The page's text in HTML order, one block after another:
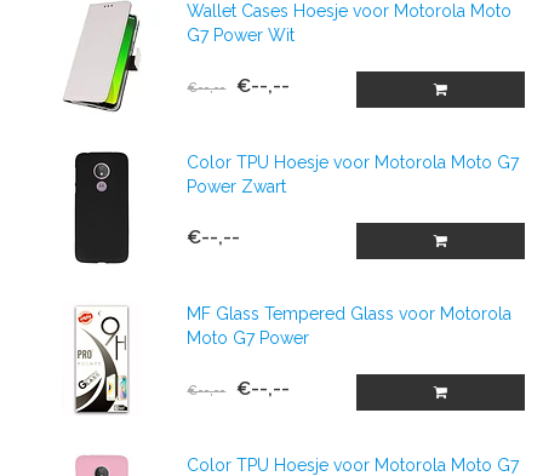
Wallet Cases Hoesje voor Motorola Moto
G7 Power Wit
€--,-- €--,--
Color TPU Hoesje voor Motorola Moto G7
Power Zwart
€--,--
MF Glass Tempered Glass voor Motorola
Moto G7 Power
€--,-- €--,--
Color TPU Hoesje voor Motorola Moto G7